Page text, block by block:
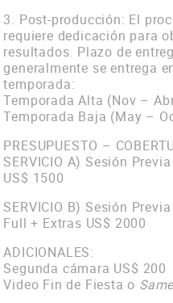
3. Post-producción: El
requiere dedicación para
resultados. Plazo de
generalmente se entrega
temporada:
Temporada Alta (Nov –
Temporada Baja (May –
PRESUPUESTO –
SERVICIO A) Sesión
US$ 1500
SERVICIO B) Sesión
Full + Extras US$ 2000
ADICIONALES:
Segunda cámara US$ 200
Video Fin de Fiesta o